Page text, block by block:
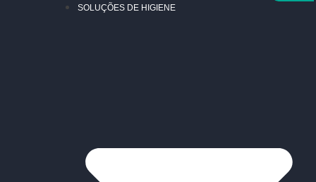
SOLUÇÕES DE HIGIENE